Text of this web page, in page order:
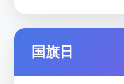
国旗日